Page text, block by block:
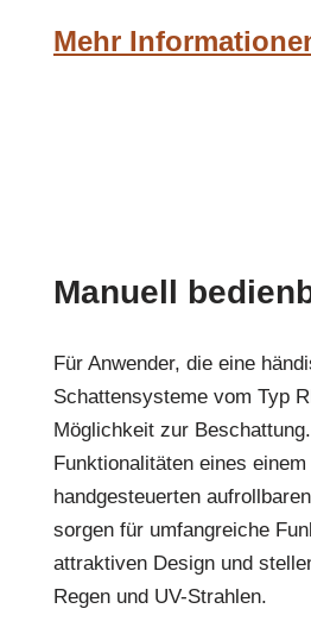
Mehr
Manuell
Für Anwender, die eine
Schattensysteme vom Typ
Möglichkeit zur
Funktionalitäten eines
handgesteuerten
sorgen für umfangreiche
attraktiven Design und
Regen und UV-Strahlen.